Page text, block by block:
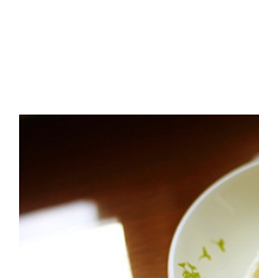
แต่งงาน
และ
เด็ก